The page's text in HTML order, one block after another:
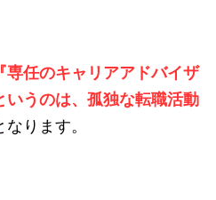
専任のキャリアアドバイザ
いうのは、孤独な転職活動
なります。